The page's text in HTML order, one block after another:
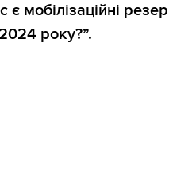
є мобілізаційні
року?”.